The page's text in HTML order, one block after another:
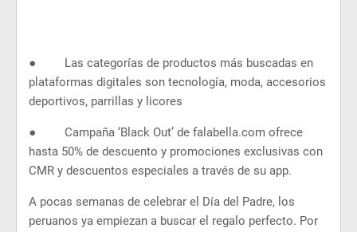
● Las categorías de productos más buscadas en
plataformas digitales son tecnología, moda, accesorios
deportivos, parrillas y licores
● Campaña ‘Black Out’ de falabella.com ofrece
hasta 50% de descuento y promociones exclusivas con
CMR y descuentos especiales a través de su app.
A pocas semanas de celebrar el Día del Padre, los
peruanos ya empiezan a buscar el regalo perfecto. Por